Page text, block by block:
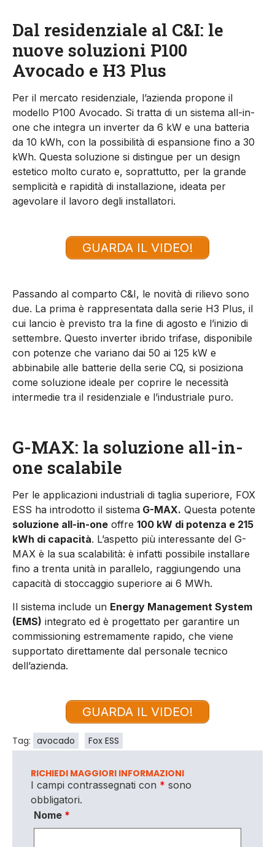
Dal residenziale al C&I: le
nuove soluzioni P100
Avocado e H3 Plus
Per il mercato residenziale, l’azienda propone il
modello P100 Avocado. Si tratta di un sistema all-in-
one che integra un inverter da 6 kW e una batteria
da 10 kWh, con la possibilità di espansione fino a 30
kWh. Questa soluzione si distingue per un design
estetico molto curato e, soprattutto, per la grande
semplicità e rapidità di installazione, ideata per
agevolare il lavoro degli installatori.
GUARDA IL VIDEO!
Passando al comparto C&I, le novità di rilievo sono
due. La prima è rappresentata dalla serie H3 Plus, il
cui lancio è previsto tra la fine di agosto e l’inizio di
settembre. Questo inverter ibrido trifase, disponibile
con potenze che variano dai 50 ai 125 kW e
abbinabile alle batterie della serie CQ, si posiziona
come soluzione ideale per coprire le necessità
intermedie tra il residenziale e l’industriale puro.
G-MAX: la soluzione all-in-
one scalabile
Per le applicazioni industriali di taglia superiore, FOX
ESS ha introdotto il sistema G-MAX. Questa potente
soluzione all-in-one offre 100 kW di potenza e 215
kWh di capacità. L’aspetto più interessante del G-
MAX è la sua scalabilità: è infatti possibile installare
fino a trenta unità in parallelo, raggiungendo una
capacità di stoccaggio superiore ai 6 MWh.
Il sistema include un Energy Management System
(EMS) integrato ed è progettato per garantire un
commissioning estremamente rapido, che viene
supportato direttamente dal personale tecnico
dell’azienda.
GUARDA IL VIDEO!
Tag: avocado Fox ESS
RICHIEDI MAGGIORI INFORMAZIONI
I campi contrassegnati con * sono
obbligatori.
Nome *